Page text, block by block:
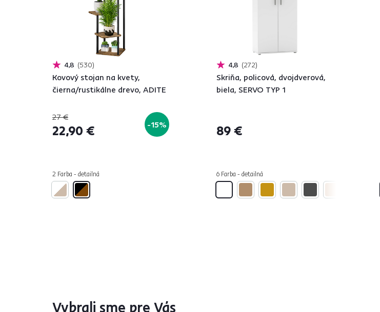
4,8 530
Kovový stojan na kvety,
čierna/rustikálne drevo, ADITE
27 €
22,90 € -15%
2 Farba - detailná
4,8 272
Skriňa, policová, dvojdverová,
biela, SERVO TYP 1
89 €
6 Farba - detailná
Vybrali sme pre Vás